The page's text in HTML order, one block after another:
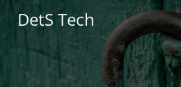
Zum
DetS Tech